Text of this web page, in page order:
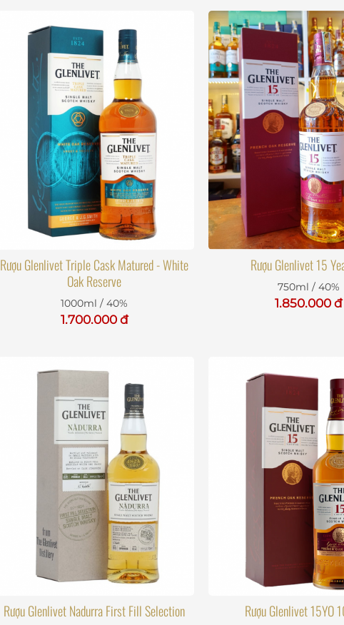
Rượu Glenlivet Triple Cask Matured - White
Oak Reserve
1000ml / 40%
1.700.000 đ
Rượu Glenlivet 15
750ml / 40%
1.850.000 đ
Rượu Glenlivet Nadurra First Fill Selection Rượu Glenlivet 15YO